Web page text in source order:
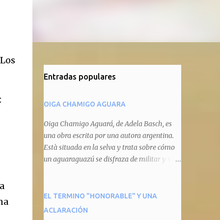
Entradas populares
OIGA CHAMIGO AGUARA
Oiga Chamigo Aguará, de Adela Basch, es
una obra escrita por una autora argentina.
Està situada en la selva y trata sobre cómo
un aguaraguazú se disfraza de militar y se
animal que pretenda circular por ahí. En
primera instancia aparece Teteu, el tero,
EL TERMINO "HONORABLE" Y UNA
ACLARACIÓN